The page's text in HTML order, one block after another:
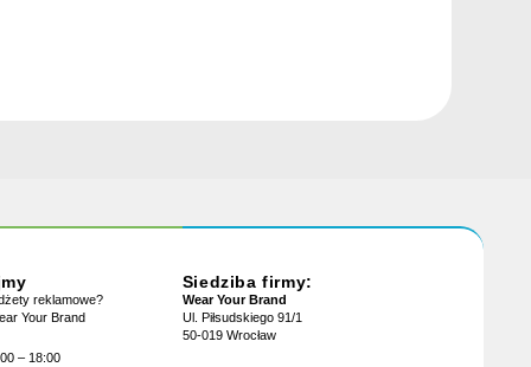
reklamowe?
Your Brand
– 18:00
Siedziba firmy:
Wear Your Brand
Ul. Piłsudskiego 91/1
50-019 Wrocław